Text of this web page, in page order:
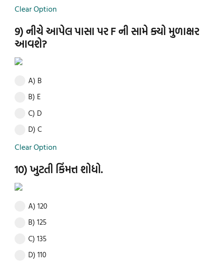
Clear Option
9) નીચે આપેલ પાસા પર F ની સામે ક્યો મુળાક્ષર
આવશે?
A) B
B) E
C) D
D) C
Clear Option
10) ખુટતી કિંમત્ત શોધો.
A) 120
B) 125
C) 135
D) 110